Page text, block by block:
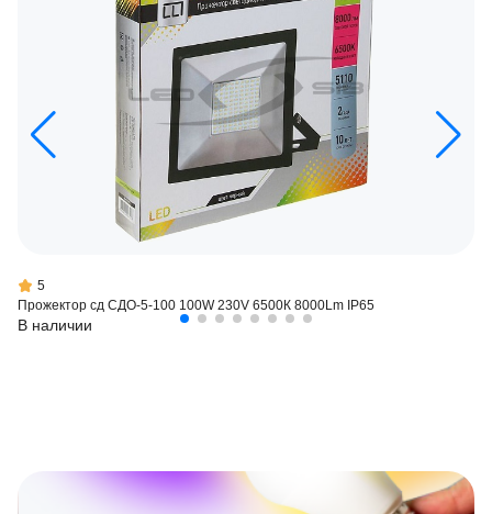
5
Прожектор сд СДО-5-100 100W 230V 6500К 8000Lm IP65
В наличии